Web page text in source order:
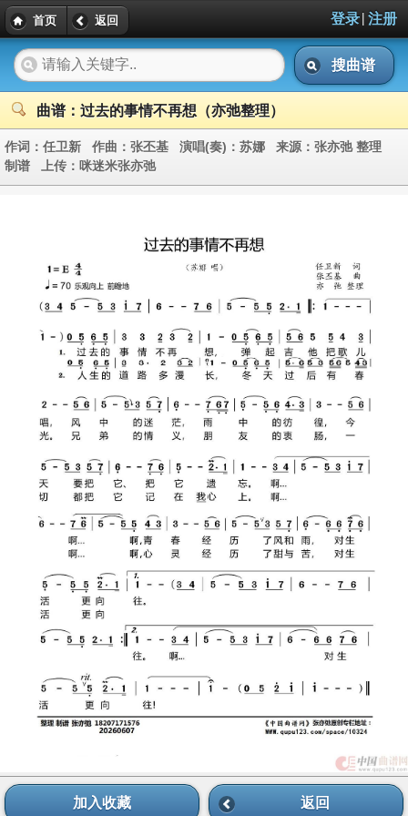
首页 返回 登录| 注册
搜曲谱
曲谱：过去的事情不再想（亦弛整理）
作词： 任卫新 作曲： 张丕基 演唱(奏)： 苏娜 来源： 张亦弛 整理
制谱 上传： 咪迷米张亦弛
加入收藏 返回